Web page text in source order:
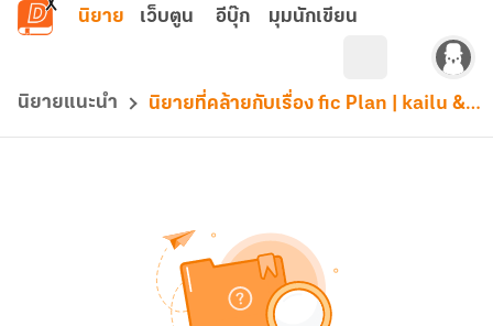
ข้ามไปยังเนื้อหาหลัก
นิยาย เว็บตูน อีบุ๊ก มุมนักเขียน
นิยายแนะนำ นิยายที่คล้ายกับเรื่อง fic Plan | kailu & BaekDo